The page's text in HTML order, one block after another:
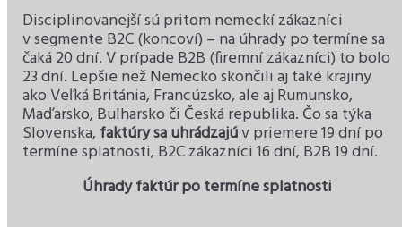
Disciplinovanejší sú pritom nemeckí zákazníci
v segmente B2C (koncoví) – na úhrady po termíne sa
čaká 20 dní. V prípade B2B (firemní zákazníci) to bolo
23 dní. Lepšie než Nemecko skončili aj také krajiny
ako Veľká Británia, Francúzsko, ale aj Rumunsko,
Maďarsko, Bulharsko či Česká republika. Čo sa týka
Slovenska, faktúry sa uhrádzajúv priemere 19 dní po
termíne splatnosti, B2C zákazníci 16 dní, B2B 19 dní.
Úhrady faktúr po termíne splatnosti